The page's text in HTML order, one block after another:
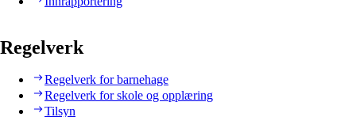
Regelverk
Regelverk for barnehage
Regelverk for skole og opplæring
Tilsyn